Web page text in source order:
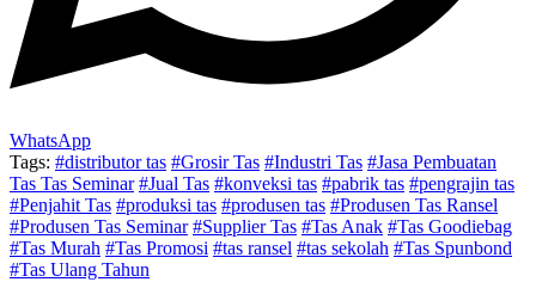
WhatsApp
Tags: #distributor tas #Grosir Tas #Industri Tas #Jasa Pembuatan
Tas Tas Seminar #Jual Tas #konveksi tas #pabrik tas #pengrajin tas
#Penjahit Tas #produksi tas #produsen tas #Produsen Tas Ransel
#Produsen Tas Seminar #Supplier Tas #Tas Anak #Tas Goodiebag
#Tas Murah #Tas Promosi #tas ransel #tas sekolah #Tas Spunbond
#Tas Ulang Tahun